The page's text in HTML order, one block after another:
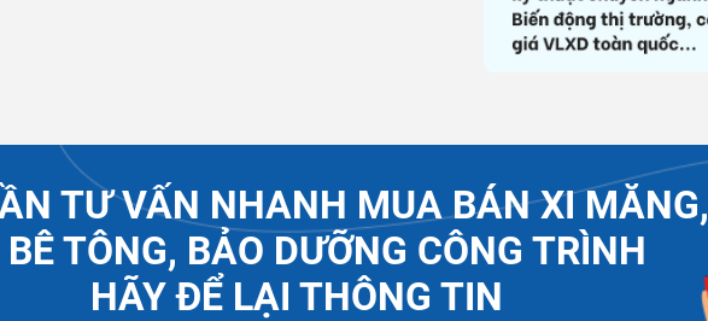
TƯ VẤN NHANH MUA BÁN XI MĂNG,
TÔNG, BẢO DƯỠNG CÔNG TRÌNH
HÃY ĐỂ LẠI THÔNG TIN